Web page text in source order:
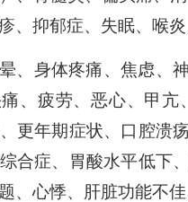
、抑郁症、失眠、喉
、身体疼痛、焦虑、
、疲劳、恶心、甲
更年期症状、口腔溃
合症、胃酸水平低下
、心悸、肝脏功能不